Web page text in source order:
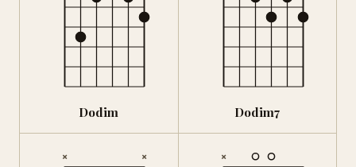
Dodim Dodim7
× × ×